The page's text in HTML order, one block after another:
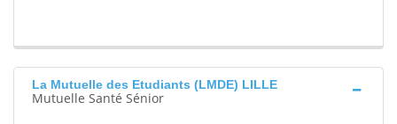
La Mutuelle des Etudiants (LMDE) LILLE
Mutuelle Santé Sénior